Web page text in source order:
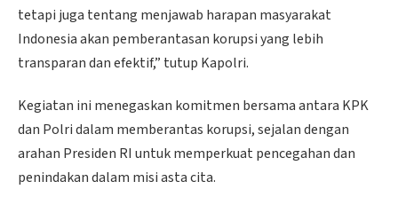
tetapi juga tentang menjawab harapan masyarakat
Indonesia akan pemberantasan korupsi yang lebih
transparan dan efektif,” tutup Kapolri.
Kegiatan ini menegaskan komitmen bersama antara KPK
dan Polri dalam memberantas korupsi, sejalan dengan
arahan Presiden RI untuk memperkuat pencegahan dan
penindakan dalam misi asta cita.